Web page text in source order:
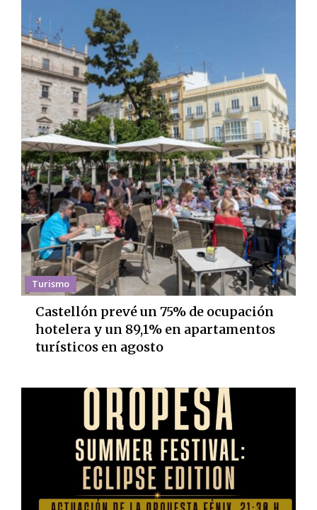
Turismo
Castellón prevé un 75% de ocupación
hotelera y un 89,1% en apartamentos
turísticos en agosto